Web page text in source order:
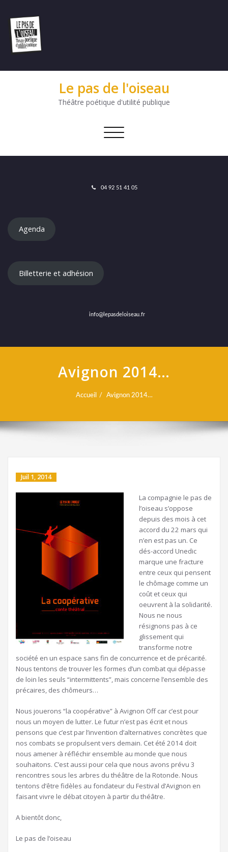
Le pas de l'oiseau
Théâtre poétique d'utilité publique
Afficher/masquer
navigation
04 92 51 41 05
Agenda
Billetterie et adhésion
info@lepasdeloiseau.fr
Avignon 2014…
Accueil Avignon 2014…
Juil 1, 2014
La compagnie le pas de
l’oiseau s’oppose
depuis des mois à cet
accord du 22 mars qui
n’en est pas un. Ce
dés-accord Unedic
marque une fracture
entre ceux qui pensent
le chômage comme un
coût et ceux qui
oeuvrent à la solidarité.
Nous ne nous
résignons pas à ce
glissement qui
transforme notre
société en un espace sans fin de concurrence et de précarité.
Nous tentons de trouver les formes d’un combat qui dépasse
de loin les seuls “intermittents”, mais concerne l’ensemble des
précaires, des chômeurs…
Nous jouerons “la coopérative” à Avignon Off car c’est pour
nous un moyen de lutter. Le futur n’est pas écrit et nous
pensons que c’est par l’invention d’alternatives concrètes que
nos combats se propulsent vers demain. Cet été 2014 doit
nous amener à réfléchir ensemble au monde que nous
souhaitons. C’est aussi pour cela que nous avons prévu 3
rencontres sous les arbres du théâtre de la Rotonde. Nous
tentons d’être fidèles au fondateur du Festival d’Avignon en
faisant vivre le débat citoyen à partir du théâtre.
A bientôt donc,
Le pas de l’oiseau